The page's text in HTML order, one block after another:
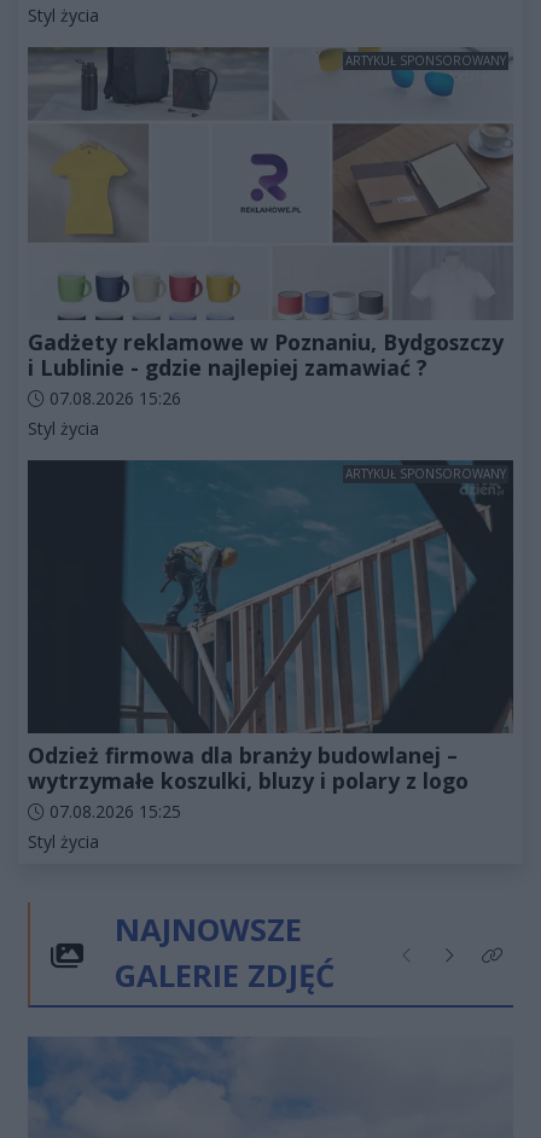
Kategorie artykułu:
Styl życia
ARTYKUŁ SPONSOROWANY
Gadżety reklamowe w Poznaniu, Bydgoszczy
i Lublinie - gdzie najlepiej zamawiać ?
Data dodania artykułu:
07.08.2026 15:26
Kategorie artykułu:
Styl życia
ARTYKUŁ SPONSOROWANY
Odzież firmowa dla branży budowlanej –
wytrzymałe koszulki, bluzy i polary z logo
Data dodania artykułu:
07.08.2026 15:25
Kategorie artykułu:
Styl życia
NAJNOWSZE
GALERIE ZDJĘĆ
Poprzednie
NastępneKliknij